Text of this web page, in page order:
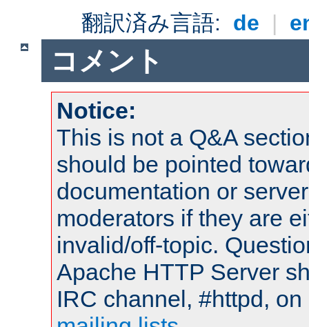
翻訳済み言語: de |
コメント
Notice:
This is not a Q&A
should be pointed
documentation or
moderators if they are
invalid/off-topic.
Apache HTTP Server
IRC channel, #httpd,